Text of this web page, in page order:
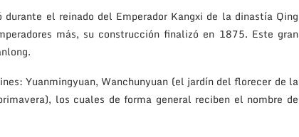
el reinado del Emperador Kangxi de la dinastía Qing
más, su construcción finalizó en 1875. Este gran
Yuanmingyuan, Wanchunyuan (el jardín del florecer de la
los cuales de forma general reciben el nombre de